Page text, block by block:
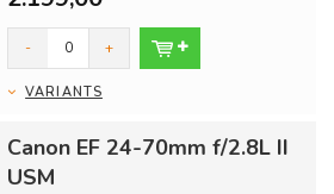
Inclusi...
- +
VARIANTS
Canon EF 24-70mm f/2.8L II
USM